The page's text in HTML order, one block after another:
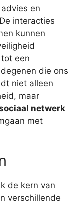
en
interacties
kunnen
een
die ons
niet alleen
maar
netwerk
met
de kern van
verschillende